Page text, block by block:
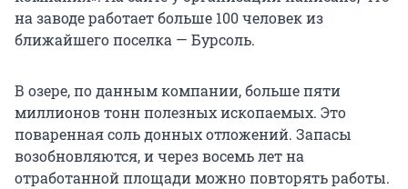
на заводе работает больше 100 человек из
ближайшего поселка — Бурсоль.
В озере, по данным компании, больше пяти
миллионов тонн полезных ископаемых. Это
поваренная соль донных отложений. Запасы
возобновляются, и через восемь лет на
отработанной площади можно повторять работы.